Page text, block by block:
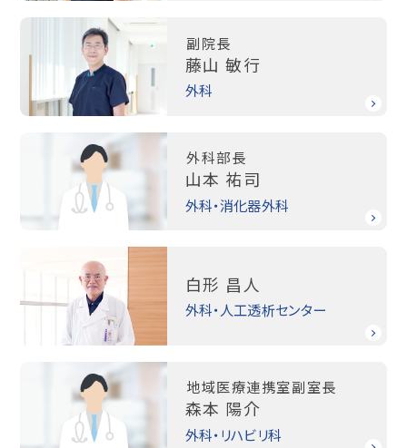
副院長
藤山 敏行
外科
外科部長
山本 祐司
外科・消化器外科
白形 昌人
外科・人工透析センター
地域医療連携室副室長
森本 陽介
外科・リハビリ科